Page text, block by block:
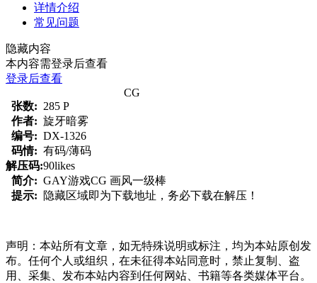
详情介绍
常见问题
隐藏内容
本内容需登录后查看
登录后查看
CG
张数: 285 P
作者: 旋牙暗雾
编号: DX-1326
码情: 有码/薄码
解压码:90likes
简介: GAY游戏CG 画风一级棒
提示:
隐藏区域即为下载地址，务必下载在解压！
声明：本站所有文章，如无特殊说明或标注，均为本站原创发
布。任何个人或组织，在未征得本站同意时，禁止复制、盗
用、采集、发布本站内容到任何网站、书籍等各类媒体平台。